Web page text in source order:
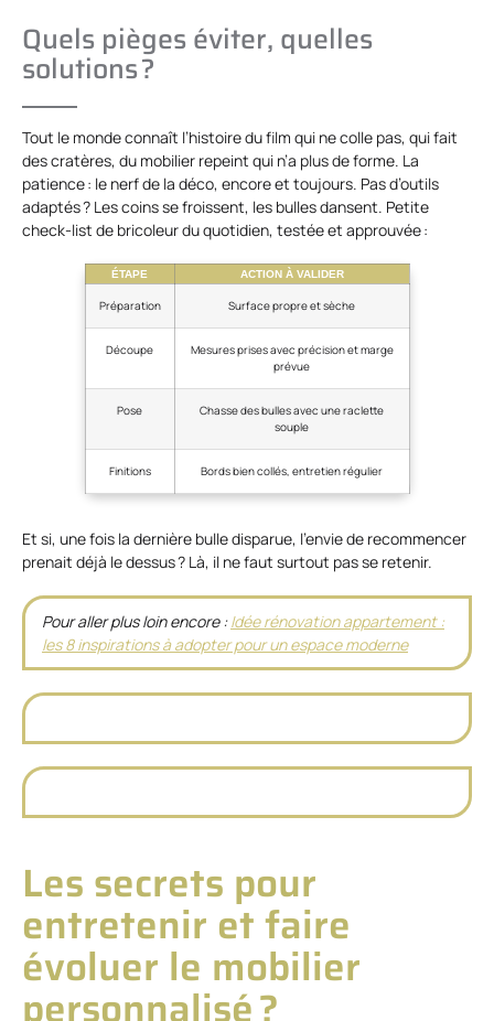
Quels pièges éviter, quelles
solutions ?
Tout le monde connaît l’histoire du film qui ne colle pas, qui fait
des cratères, du mobilier repeint qui n’a plus de forme. La
patience : le nerf de la déco, encore et toujours. Pas d’outils
adaptés ? Les coins se froissent, les bulles dansent. Petite
check-list de bricoleur du quotidien, testée et approuvée :
ÉTAPE ACTION À VALIDER
Préparation Surface propre et sèche
Découpe
Mesures prises avec précision et marge
prévue
Pose
Chasse des bulles avec une raclette
souple
Finitions Bords bien collés, entretien régulier
Et si, une fois la dernière bulle disparue, l’envie de recommencer
prenait déjà le dessus ? Là, il ne faut surtout pas se retenir.
Pour aller plus loin encore :Idée rénovation appartement :
les 8 inspirations à adopter pour un espace moderne
Les secrets pour
entretenir et faire
évoluer le mobilier
personnalisé ?